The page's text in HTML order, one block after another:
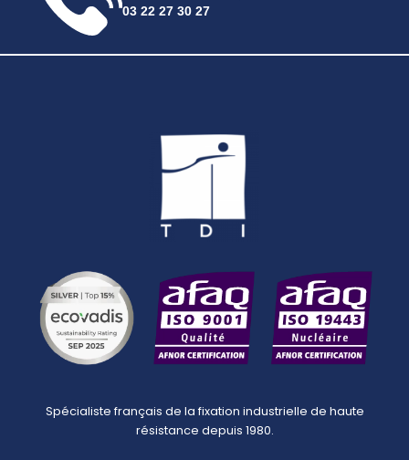
03 22 27 30 27
Spécialiste français de la fixation industrielle de haute
résistance depuis 1980.